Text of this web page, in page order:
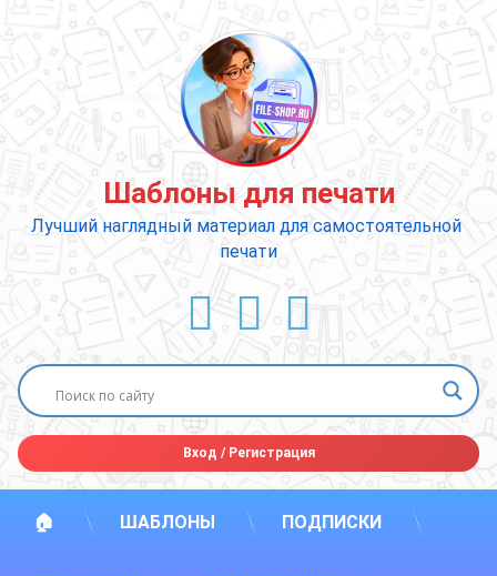
содержимому
Шаблоны для печати
Лучший наглядный материал для самостоятельной
печати
ВКонтакте
YouTube
E-mail
Вход /Регистрация
🏠 ШАБЛОНЫ ПОДПИСКИ